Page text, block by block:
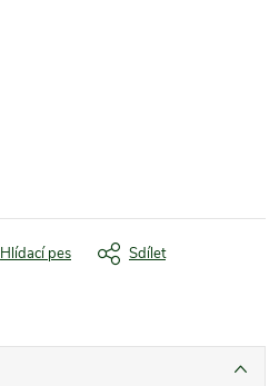
Hlídací pes Sdílet